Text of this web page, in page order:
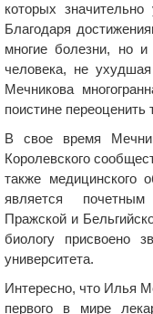
которых значительно
Благодаря
многие болезни, но и
человека, не
Мечникова
поистине переоценить
В свое время
Королевского
также медицинского
является
Пражской и
биологу присвоено
университета.
Интересно, что Илья
первого в мире